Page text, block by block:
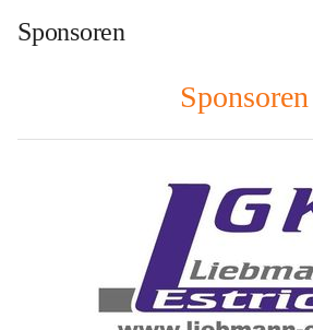
Sponsoren
Sponsoren